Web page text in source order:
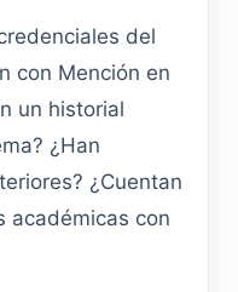
del
con Mención en
un historial
¿Han
¿Cuentan
académicas con